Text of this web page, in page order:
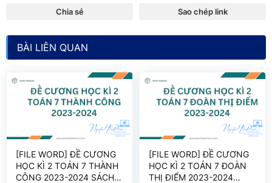
Chia sẻ Sao chép link
BÀI LIÊN QUAN
[FILE WORD] ĐỀ CƯƠNG
HỌC KÌ 2 TOÁN 7 THÀNH
CÔNG 2023-2024 SÁCH
[FILE WORD] ĐỀ CƯƠNG
HỌC KÌ 2 TOÁN 7 ĐOÀN
THỊ ĐIỂM 2023-2024